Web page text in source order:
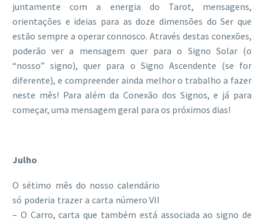
juntamente com a energia do Tarot, mensagens,
orientações e ideias para as doze dimensões do Ser que
estão sempre a operar connosco. Através destas conexões,
poderão ver a mensagem quer para o Signo Solar (o
“nosso” signo), quer para o Signo Ascendente (se for
diferente), e compreender ainda melhor o trabalho a fazer
neste mês! Para além da Conexão dos Signos, e já para
começar, uma mensagem geral para os próximos dias!
Julho
O sétimo mês do nosso calendário
só poderia trazer a carta número VII
– O Carro, carta que também está associada ao signo de